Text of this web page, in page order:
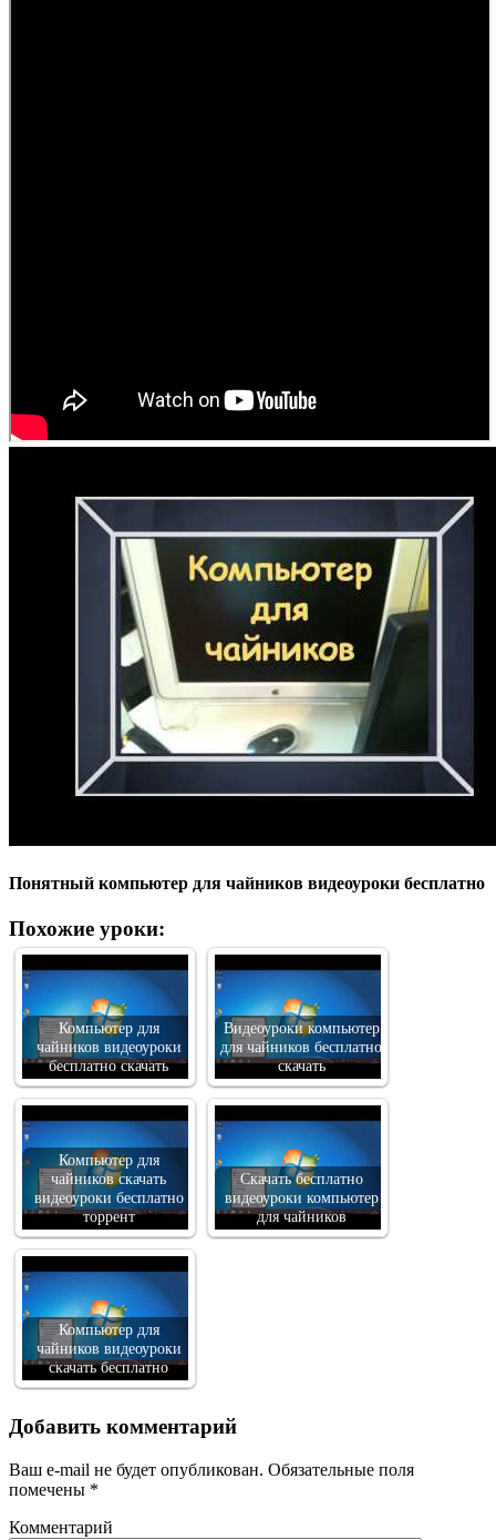
Понятный компьютер для чайников видеоуроки бесплатно
Похожие уроки:
Компьютер для
чайников видеоуроки
бесплатно скачать
Видеоуроки компьютер
для чайников бесплатно
скачать
Компьютер для
чайников скачать
видеоуроки бесплатно
торрент
Скачать бесплатно
видеоуроки компьютер
для чайников
Компьютер для
чайников видеоуроки
скачать бесплатно
Добавить комментарий
Ваш e-mail не будет опубликован. Обязательные поля
помечены *
Комментарий